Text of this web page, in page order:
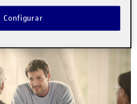
Configurar